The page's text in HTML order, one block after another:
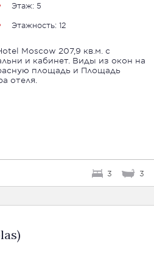
Этаж: 5
Этажность: 12
Moscow 207,9 кв.м. с
и кабинет. Виды из окон на
площадь и Площадь
отеля.
3 3